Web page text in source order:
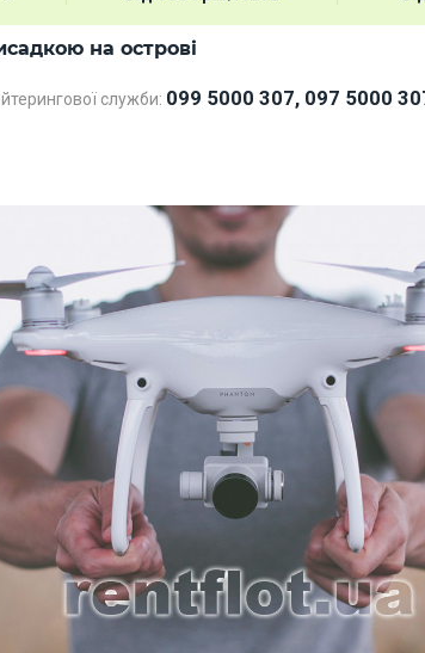
на острові
служби: 099 5000 307, 097 5000